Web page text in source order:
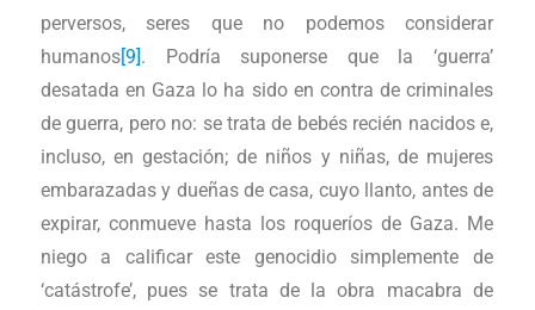
perversos, seres que no podemos considerar
humanos[9]. Podría suponerse que la ‘guerra’
desatada en Gaza lo ha sido en contra de criminales
de guerra, pero no: se trata de bebés recién nacidos e,
incluso, en gestación; de niños y niñas, de mujeres
embarazadas y dueñas de casa, cuyo llanto, antes de
expirar, conmueve hasta los roqueríos de Gaza. Me
niego a calificar este genocidio simplemente de
‘catástrofe’, pues se trata de la obra macabra de